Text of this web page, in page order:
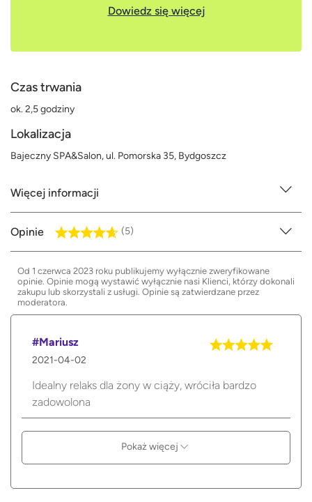
Dowiedz się więcej
Czas trwania
ok. 2,5 godziny
Lokalizacja
Bajeczny SPA&Salon, ul. Pomorska 35, Bydgoszcz
Więcej informacji
Opinie (5)
Od 1 czerwca 2023 roku publikujemy wyłącznie zweryfikowane
opinie. Opinie mogą wystawić wyłącznie nasi Klienci, którzy dokonali
zakupu lub skorzystali z usługi. Opinie są zatwierdzane przez
moderatora.
#Mariusz
2021-04-02
Idealny relaks dla żony w ciąży, wróciła bardzo
zadowolona
Pokaż więcej